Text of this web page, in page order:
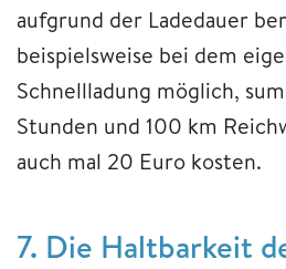
aufgrund der Ladedauer
beispielsweise bei dem
Schnellladung möglich,
Stunden und 100 km
auch mal 20 Euro kosten.
7. Die Haltbarkeit